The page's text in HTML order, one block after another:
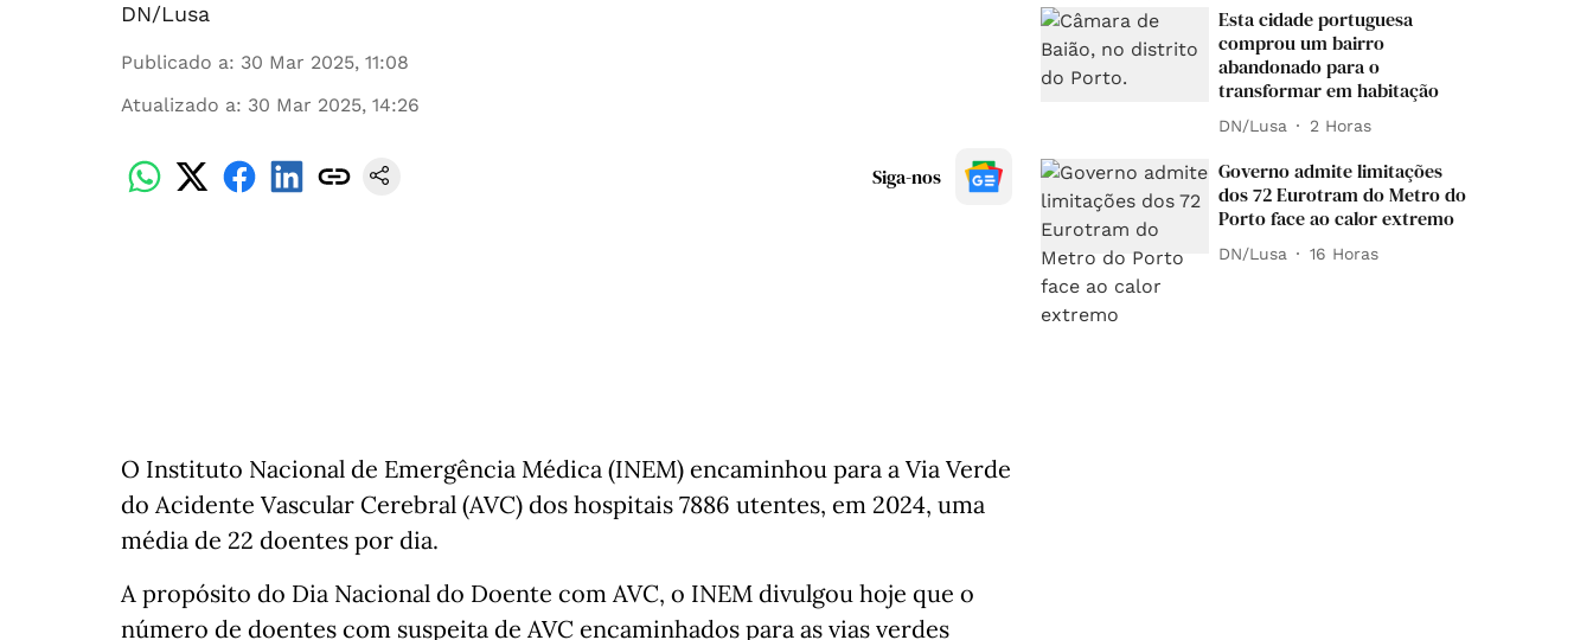
DN/Lusa
Publicado a: 30 Mar 2025, 11:08
Atualizado a: 30 Mar 2025, 14:26
Siga-nos
O Instituto Nacional de Emergência Médica (INEM) encaminhou para a Via Verde
do Acidente Vascular Cerebral (AVC) dos hospitais 7886 utentes, em 2024, uma
média de 22 doentes por dia.
A propósito do Dia Nacional do Doente com AVC, o INEM divulgou hoje que o
número de doentes com suspeita de AVC encaminhados para as vias verdes
Esta cidade portuguesa
comprou um bairro
abandonado para o
transformar em habitação
DN/Lusa 2 Horas
Governo admite limitações
dos 72 Eurotram do Metro do
Porto face ao calor extremo
DN/Lusa 16 Horas